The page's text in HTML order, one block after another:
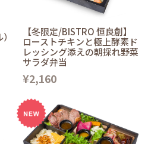
【冬限定/BISTRO 恒良創】
ローストチキンと極上酵素ド
レッシング添えの朝採れ野菜
サラダ弁当
¥2,160